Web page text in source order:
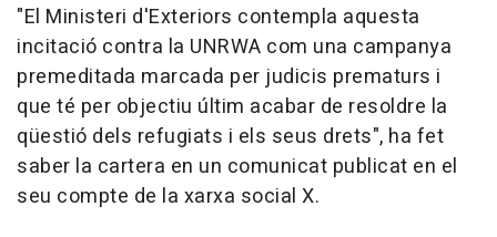
"El Ministeri d'Exteriors contempla aquesta
incitació contra la UNRWA com una campanya
premeditada marcada per judicis prematurs i
que té per objectiu últim acabar de resoldre la
qüestió dels refugiats i els seus drets", ha fet
saber la cartera en un comunicat publicat en el
seu compte de la xarxa social X.